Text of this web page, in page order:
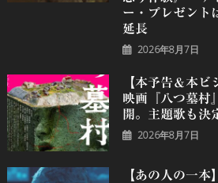
ー・プレゼント
延長
2026年8月7日
【本予告＆本ビ
映画『八つ墓村
開。主題歌も決
2026年8月7日
【あの人の一本